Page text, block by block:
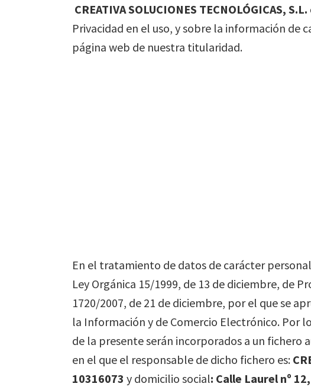
CREATIVA SOLUCIONES TECNOLÓGICAS, S.L.
Privacidad en el uso, y sobre la información de
página web de nuestra titularidad.
En el tratamiento de datos de carácter
Ley Orgánica 15/1999, de 13 de diciembre, de
1720/2007, de 21 de diciembre, por el que se
la Información y de Comercio Electrónico. Por
de la presente serán incorporados a un
en el que el responsable de dicho fichero es:
10316073 y domicilio social: Calle Laurel nº